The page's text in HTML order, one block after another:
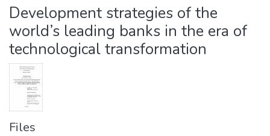
Statistics
Development strategies of the
world’s leading banks in the era of
technological transformation
Files